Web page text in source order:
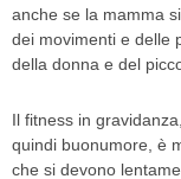
anche se la mamma
dei movimenti e delle
della donna e del
Il fitness in
quindi buonumore, è
che si devono